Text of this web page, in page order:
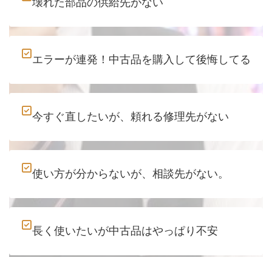
エラーが連発！中古品を購入して後悔してる
今すぐ直したいが、頼れる修理先がない
使い方が分からないが、相談先がない。
長く使いたいが中古品はやっぱり不安